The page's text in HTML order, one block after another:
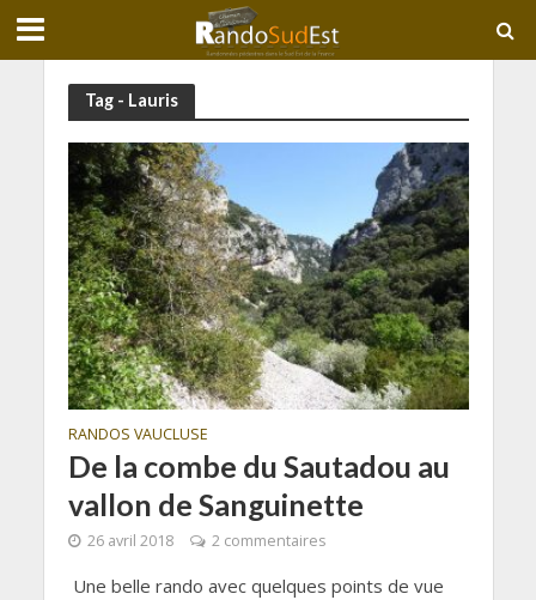
Tag - Lauris
RANDOS VAUCLUSE
De la combe du Sautadou au
vallon de Sanguinette
26 avril 2018 2 commentaires
Une belle rando avec quelques points de vue